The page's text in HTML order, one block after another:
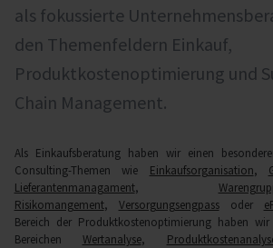
als fokussierte
den Themenfeldern Einkauf,
Produktkostenoptimierung und
Chain Management.
Als Einkaufsberatung haben wir einen
Consulting-Themen wie Einkaufsorganisation,
Lieferantenmanagament,
Risikomangement, Versorgungsengpassoder
Bereich der Produktkostenoptimierung haben
Bereichen Wertanalyse,